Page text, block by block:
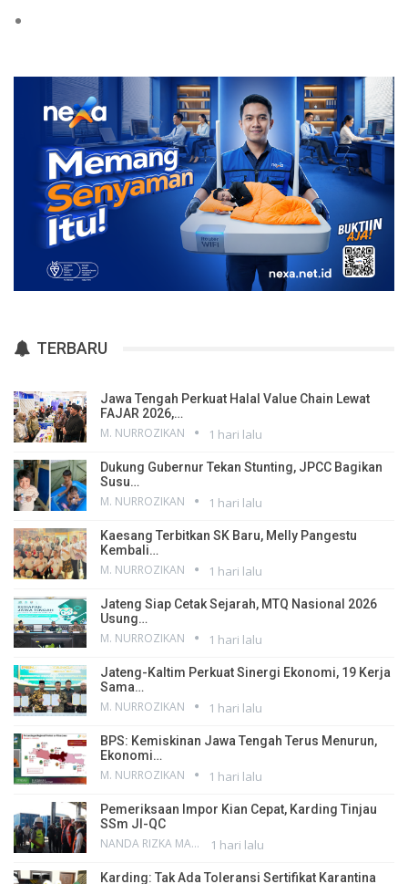
TERBARU
Jawa Tengah Perkuat Halal Value Chain Lewat
FAJAR 2026,…
M. NURROZIKAN 1 hari lalu
Dukung Gubernur Tekan Stunting, JPCC Bagikan
Susu…
M. NURROZIKAN 1 hari lalu
Kaesang Terbitkan SK Baru, Melly Pangestu
Kembali…
M. NURROZIKAN 1 hari lalu
Jateng Siap Cetak Sejarah, MTQ Nasional 2026
Usung…
M. NURROZIKAN 1 hari lalu
Jateng-Kaltim Perkuat Sinergi Ekonomi, 19 Kerja
Sama…
M. NURROZIKAN 1 hari lalu
BPS: Kemiskinan Jawa Tengah Terus Menurun,
Ekonomi…
M. NURROZIKAN 1 hari lalu
Pemeriksaan Impor Kian Cepat, Karding Tinjau
SSm JI-QC
NANDA RIZKA MAHENDRA 1 hari lalu
Karding: Tak Ada Toleransi Sertifikat Karantina